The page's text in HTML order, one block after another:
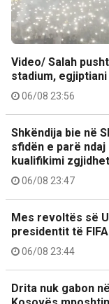
Video/ Salah
stadium,
06/08 23:56
Shkëndija bie në
sfidën e parë
kualifikimi
06/08 23:47
Mes revoltës së
presidentit të
06/08 23:44
Drita nuk gabon